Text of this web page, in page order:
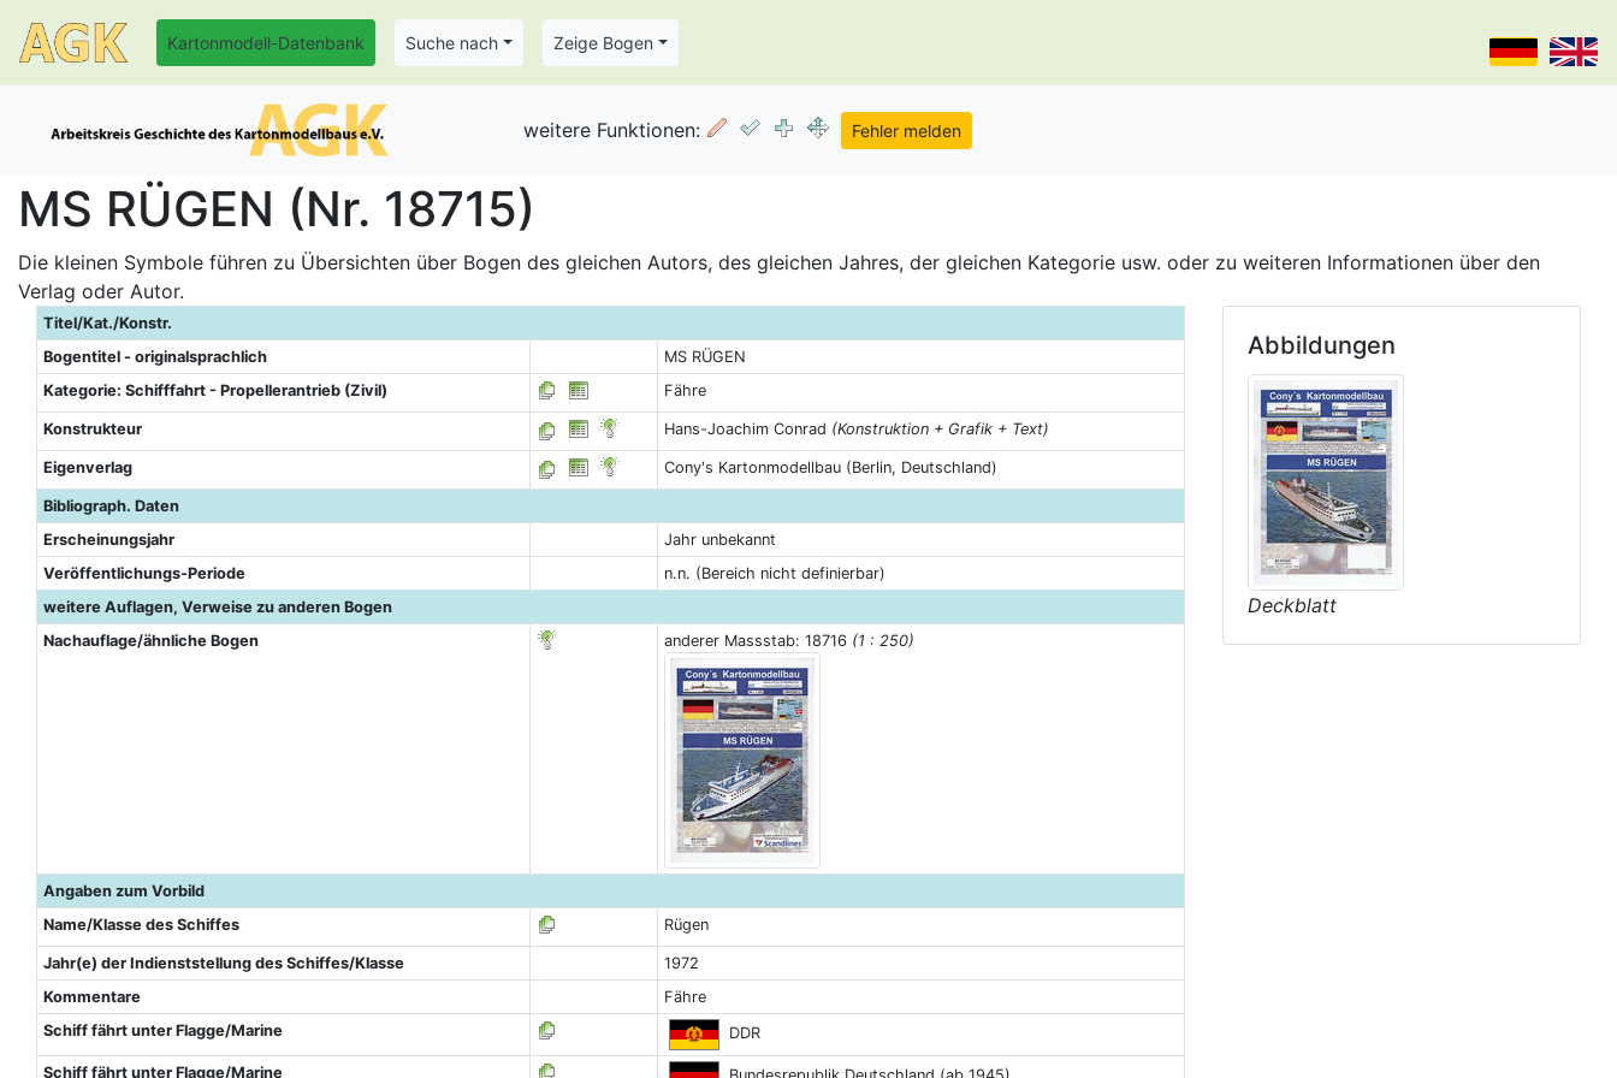
Kartonmodell-Datenbank Suche nach Zeige Bogen
weitere Funktionen:
MS RÜGEN (Nr. 18715)
Die kleinen Symbole führen zu Übersichten über Bogen des gleichen Autors, des gleichen Jahres, der gleichen Kategorie usw. oder zu weiteren Informationen über den
Verlag oder Autor.
Titel/Kat./Konstr.
Bogentitel - originalsprachlich
MS RÜGEN
Kategorie: Schifffahrt - Propellerantrieb (Zivil)
Fähre
Konstrukteur Hans-Joachim Conrad (Konstruktion + Grafik + Text)
Eigenverlag Cony's Kartonmodellbau (Berlin, Deutschland)
Bibliograph. Daten
Erscheinungsjahr
Jahr unbekannt
Veröffentlichungs-Periode
n.n. (Bereich nicht definierbar)
weitere Auflagen, Verweise zu anderen Bogen
Nachauflage/ähnliche Bogen
anderer Massstab: 18716 (1 : 250)
Angaben zum Vorbild
Name/Klasse des Schiffes
Rügen
Jahr(e) der Indienststellung des Schiffes/Klasse
1972
Kommentare
Fähre
Schiff fährt unter Flagge/Marine
DDR
Schiff fährt unter Flagge/Marine
Abbildungen
Deckblatt